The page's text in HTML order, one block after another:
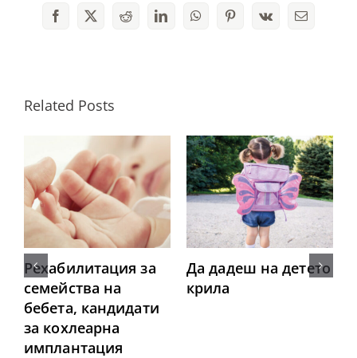
Facebook
X RedditLinkedInWhatsAppPinterest
Vk Email
Related Posts
Рехабилитация за
семейства на
бебета, кандидати
за кохлеарна
имплантация
Да дадеш на детето
крила